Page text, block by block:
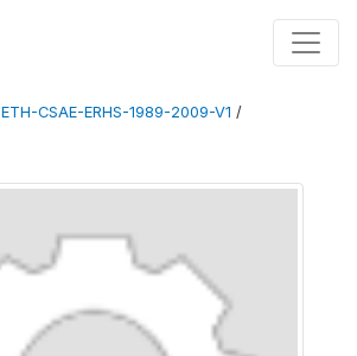
ETH-CSAE-ERHS-1989-2009-V1 /